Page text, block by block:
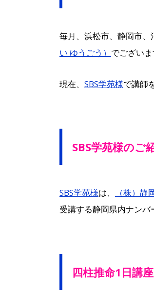
毎月、浜松市、静岡市、
い ゆうごう） でございま
現在、 SBS学苑様で講師
SBS学苑様のご
SBS学苑様は、 （株）静
受講する静岡県内ナンバ
四柱推命1日講